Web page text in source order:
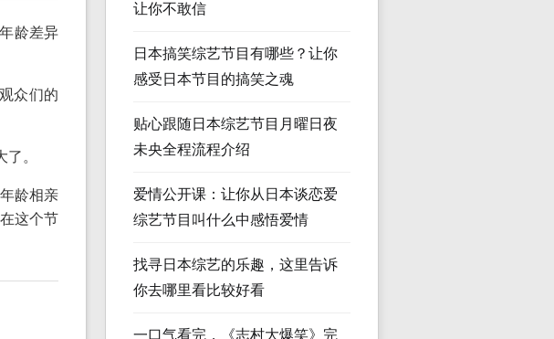
龄差异
众们的
。
龄相亲
这个节
让你不敢信
日本搞笑综艺节目有哪些？让你
感受日本节目的搞笑之魂
贴心跟随日本综艺节目月曜日夜
未央全程流程介绍
爱情公开课：让你从日本谈恋爱
综艺节目叫什么中感悟爱情
找寻日本综艺的乐趣，这里告诉
你去哪里看比较好看
一口气看完，《志村大爆笑》完